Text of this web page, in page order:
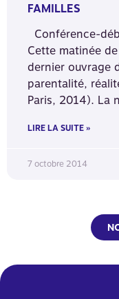
FAMILLES
Conférence-
Cette matinée
dernier ouvrage
parentalité,
Paris, 2014). La
LIRE LA SUITE »
7 octobre 2014